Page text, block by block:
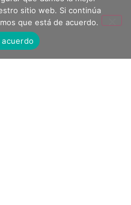
sitio web. Si continúa
que está de acuerdo.